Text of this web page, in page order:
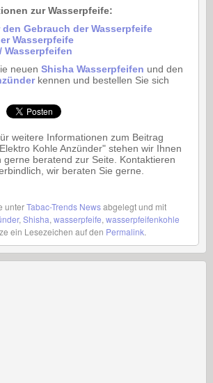
zur Wasserpfeife:
Gebrauch der Wasserpfeife
Wasserpfeife
Wasserpfeifen
neuen Shisha Wasserpfeifen und den
kennen und bestellen Sie sich
weitere Informationen zum Beitrag
Kohle Anzünder" stehen wir Ihnen
gerne beratend zur Seite. Kontaktieren
wir beraten Sie gerne.
unterTabac-Trends Newsabgelegt und mit
, Shisha, wasserpfeife, wasserpfeifenkohle
ein Lesezeichen auf den Permalink.